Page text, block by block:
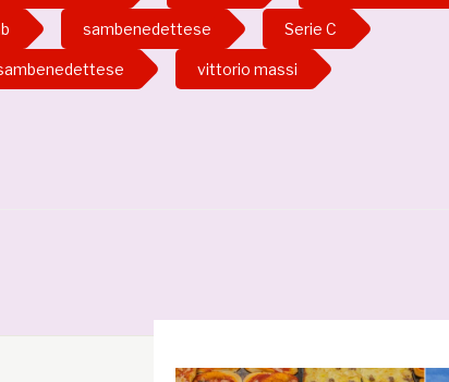
sambenedettese Serie C
vittorio massi